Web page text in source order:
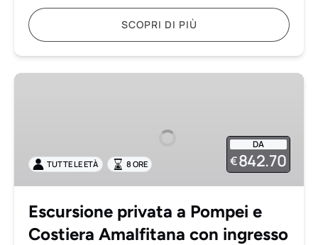
SCOPRI DI PIÙ
Escursione
Costiera
Amalfitana
ingresso
incluso
DA
€842.70
TUTTE LE ETÀ 8 ORE
Escursione privata a Pompei e
Costiera Amalfitana con ingresso